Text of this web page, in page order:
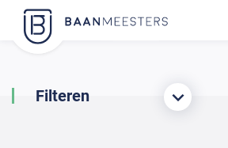
Filteren